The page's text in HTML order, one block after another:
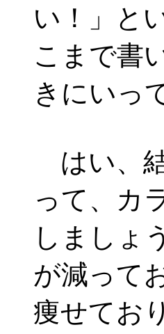
い！」と
こまで書
きにいっ
はい、
って、カ
しましょ
が減って
痩せてお